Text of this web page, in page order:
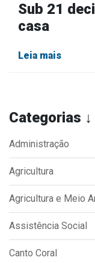
Categorias ↓
Administração
Agricultura
Agricultura e Meio
Assistência Social
Canto Coral
Sub 21
casa
Leia mais